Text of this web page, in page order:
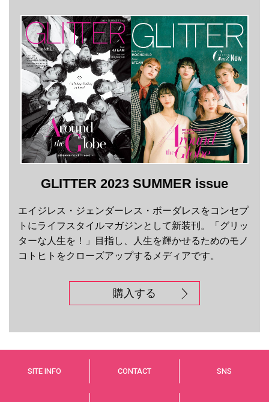
GLITTER 2023 SUMMER issue
エイジレス・ジェンダーレス・ボーダレスをコンセプ
トにライフスタイルマガジンとして新装刊。「グリッ
ターな人生を！」目指し、人生を輝かせるためのモノ
コトヒトをクローズアップするメディアです。
購入する
SITE INFO CONTACT SNS